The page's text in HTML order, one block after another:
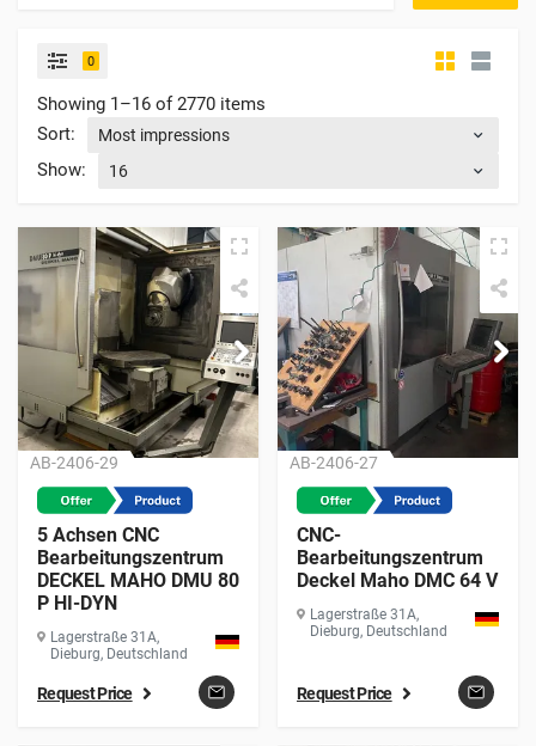
0
Showing 1–16 of 2770 items
Sort:
Show:
AB-2406-29
5 Achsen CNC
Bearbeitungszentrum
DECKEL MAHO DMU 80
P HI-DYN
Lagerstraße 31A,
Dieburg, Deutschland
Request Price
AB-2406-27
CNC-
Bearbeitungszentrum
Deckel Maho DMC 64 V
Lagerstraße 31A,
Dieburg, Deutschland
Request Price